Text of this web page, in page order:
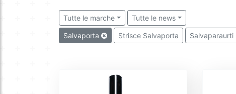
Tutte le marche Tutte le news
Salvaporta Strisce Salvaporta Salvaparaurti